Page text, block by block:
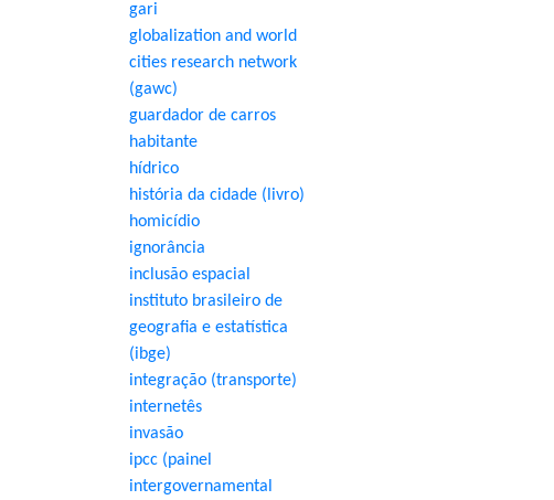
gari
globalization and world
cities research network
(gawc)
guardador de carros
habitante
hídrico
história da cidade (livro)
homicídio
ignorância
inclusão espacial
instituto brasileiro de
geografia e estatística
(ibge)
integração (transporte)
internetês
invasão
ipcc (painel
intergovernamental